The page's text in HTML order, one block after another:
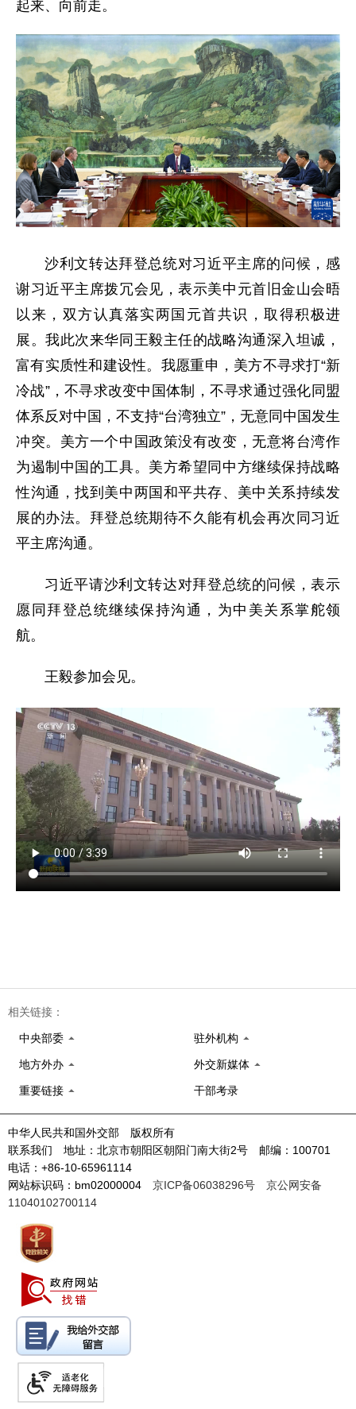
起来、向前走。
沙利文转达拜登总统对习近平主席的问候，感
谢习近平主席拨冗会见，表示美中元首旧金山会晤
以来，双方认真落实两国元首共识，取得积极进
展。我此次来华同王毅主任的战略沟通深入坦诚，
富有实质性和建设性。我愿重申，美方不寻求打“新
冷战”，不寻求改变中国体制，不寻求通过强化同盟
体系反对中国，不支持“台湾独立”，无意同中国发生
冲突。美方一个中国政策没有改变，无意将台湾作
为遏制中国的工具。美方希望同中方继续保持战略
性沟通，找到美中两国和平共存、美中关系持续发
展的办法。拜登总统期待不久能有机会再次同习近
平主席沟通。
习近平请沙利文转达对拜登总统的问候，表示
愿同拜登总统继续保持沟通，为中美关系掌舵领
航。
王毅参加会见。
相关链接：
中央部委 驻外机构
地方外办 外交新媒体
重要链接 干部考录
中华人民共和国外交部 版权所有
联系我们 地址：北京市朝阳区朝阳门南大街2号 邮编：100701
电话：+86-10-65961114
网站标识码：bm02000004 京ICP备06038296号
京公网安备
11040102700114